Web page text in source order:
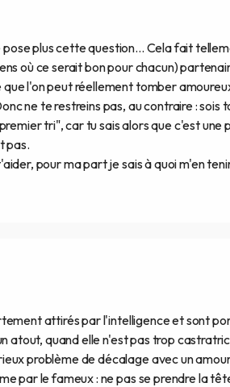
plus cette question... Cela fait
où ce serait bon pour chacun)
l'on peut réellement tomber
ne te restreins pas, au contraire :
tri", car tu sais alors que c'est
pas.
pour ma part je sais à quoi m'en
attirés par l'intelligence et sont
atout, quand elle n'est pas trop
problème de décalage avec un
par le fameux : ne pas se prendre la